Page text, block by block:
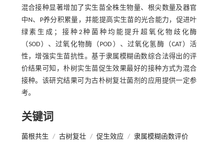
混合接种显著增加了实生苗全株生物量、根尖数量及器官
中N、P养分积累量，并能提高实生苗的光合能力，促进叶
绿素生成；接种2种菌种均能提升超氧化物歧化酶
（SOD）、过氧化物酶（POD）、过氧化氢酶（CAT）活
性，增强实生苗抗性。基于隶属模糊函数综合法得出的评
价结果可知，朴树实生苗促生效果最好的接种方式为混合
接种。该研究结果可为古朴树复壮菌剂的应用提供一定参
考。
关键词
菌根共生 / 古树复壮 / 促生效应 / 隶属模糊函数评价